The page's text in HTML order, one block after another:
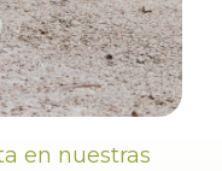
en nuestras